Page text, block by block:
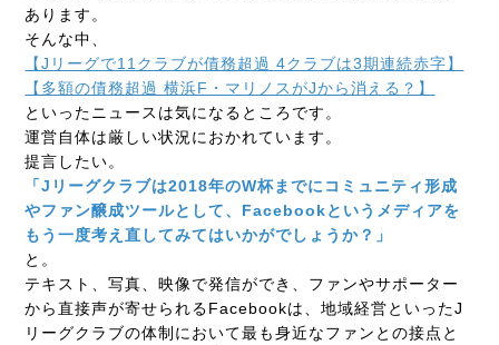
あります。
そんな中、
【Jリーグで11クラブが債務超過 4クラブは3期連続赤字】
【多額の債務超過 横浜F・マリノスがJから消える？】
といったニュースは気になるところです。
運営自体は厳しい状況におかれています。
提言したい。
「Jリーグクラブは2018年のW杯までにコミュニティ形成
やファン醸成ツールとして、Facebookというメディアを
もう一度考え直してみてはいかがでしょうか？」
と。
テキスト、写真、映像で発信ができ、ファンやサポーター
から直接声が寄せられるFacebookは、地域経営といったJ
リーグクラブの体制において最も身近なファンとの接点と